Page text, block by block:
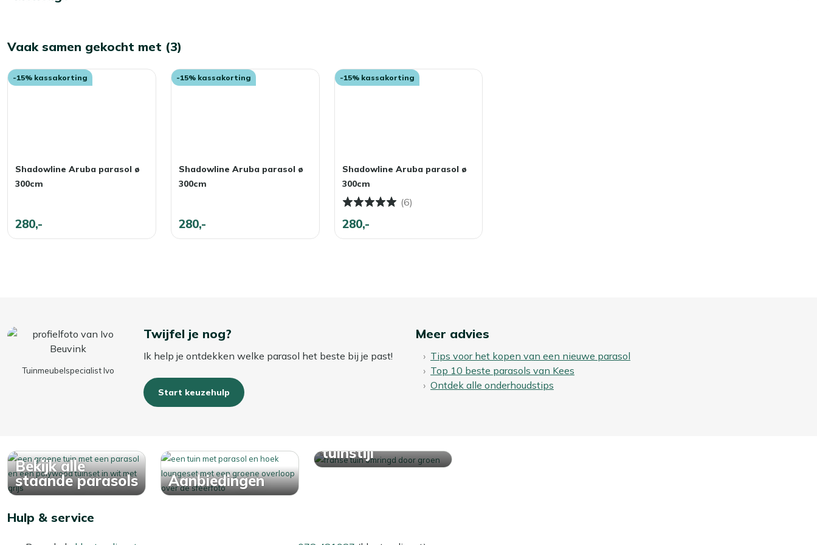
Vaak samen gekocht met (3)
-15% kassakorting
Shadowline Aruba parasol ø
300cm
280,-
-15% kassakorting
Shadowline Aruba parasol ø
300cm
280,-
-15% kassakorting
Shadowline Aruba parasol ø
300cm
(6)
280,-
Tuinmeubelspecialist Ivo
Twijfel je nog?
Ik help je ontdekken welke parasol het beste bij je past!
Start keuzehulp
Meer advies
Tips voor het kopen van een nieuwe parasol
Top 10 beste parasols van Kees
Ontdek alle onderhoudstips
Bekijk alle
staande parasols
Aanbiedingen
tuinstijl
Hulp & service